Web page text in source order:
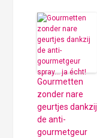
Gourmetten
zonder nare
geurtjes dankzij
de anti-
gourmetgeur